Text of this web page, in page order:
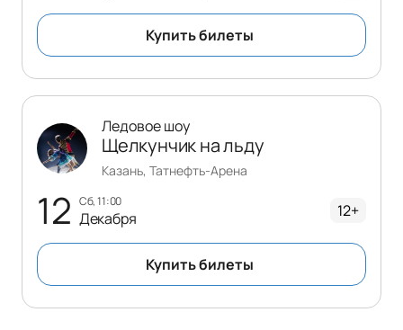
Купить билеты
12 сб, 11:00
Декабря
Ледовое шоу
Щелкунчик на льду
Казань, Татнефть-Арена
12+
Купить билеты